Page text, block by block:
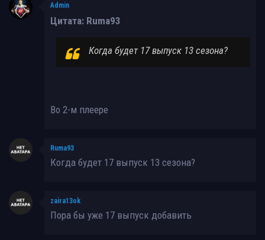
Admin
Цитата: Ruma93
Когда будет 17 выпуск 13 сезона?
Во 2-м плеере
Ruma93
Когда будет 17 выпуск 13 сезона?
zaira13ok
Пора бы уже 17 выпуск добавить